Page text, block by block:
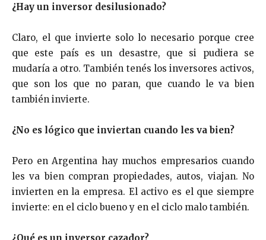
¿Hay un inversor desilusionado?
Claro, el que invierte solo lo necesario porque cree
que este país es un desastre, que si pudiera se
mudaría a otro. También tenés los inversores activos,
que son los que no paran, que cuando le va bien
también invierte.
¿No es lógico que inviertan cuando les va bien?
Pero en Argentina hay muchos empresarios cuando
les va bien compran propiedades, autos, viajan. No
invierten en la empresa. El activo es el que siempre
invierte: en el ciclo bueno y en el ciclo malo también.